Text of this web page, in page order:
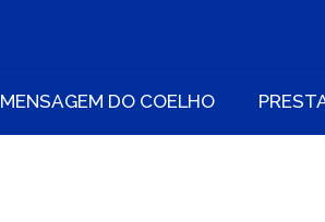
MENSAGEM DO COELHO